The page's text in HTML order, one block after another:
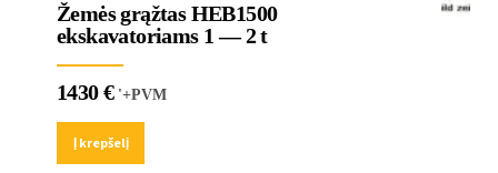
Žemės grąžtas HEB1500
ekskavatoriams 1 — 2 t
1430€'+PVM
Į krepšelį